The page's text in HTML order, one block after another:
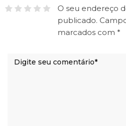
O seu endereço
publicado.
marcados com *